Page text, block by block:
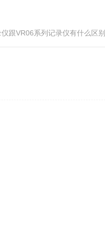
跟VR06系列记录仪有什么区别